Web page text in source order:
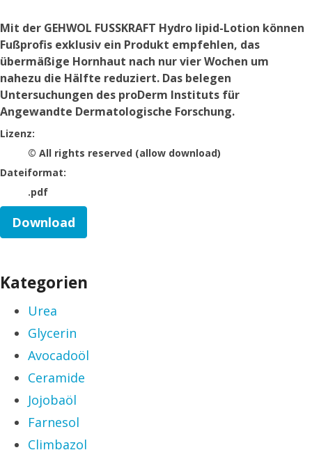
Mit der GEHWOL FUSSKRAFT Hydro lipid-Lotion können
Fußprofis exklusiv ein Produkt empfehlen, das
übermäßige Hornhaut nach nur vier Wochen um
nahezu die Hälfte reduziert. Das belegen
Untersuchungen des proDerm Instituts für
Angewandte Dermatologische Forschung.
go to media item
Lizenz:
© All rights reserved (allow download)
Dateiformat:
.pdf
Download
Kategorien
Urea
Glycerin
Avocadoöl
Ceramide
Jojobaöl
Farnesol
Climbazol